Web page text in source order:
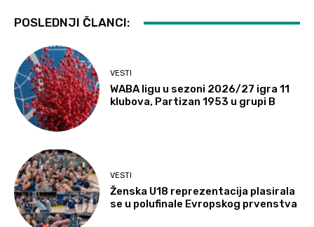
POSLEDNJI ČLANCI:
VESTI
WABA ligu u sezoni 2026/27 igra 11
klubova, Partizan 1953 u grupi B
VESTI
Ženska U18 reprezentacija plasirala
se u polufinale Evropskog prvenstva